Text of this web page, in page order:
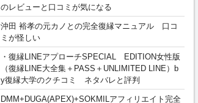
のレビューと口コミが気になる
沖田 裕孝の元カノとの完全復縁マニュアル 口コ
ミが怪しい
・復縁LINEアプローチSPECIAL EDITION女性版
（復縁LINE大全集＋PASS＋UNLIMITED LINE）b
y復縁大学のクチコミ ネタバレと評判
DMM+DUGA(APEX)+SOKMILアフィリエイト完全